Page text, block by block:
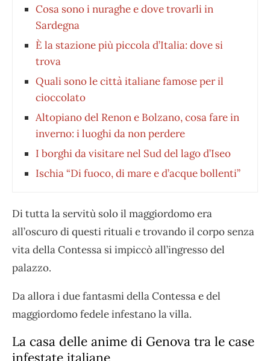
Cosa sono i nuraghe e dove trovarli in
Sardegna
È la stazione più piccola d’Italia: dove si
trova
Quali sono le città italiane famose per il
cioccolato
Altopiano del Renon e Bolzano, cosa fare in
inverno: i luoghi da non perdere
I borghi da visitare nel Sud del lago d’Iseo
Ischia “Di fuoco, di mare e d’acque bollenti”
Di tutta la servitù solo il maggiordomo era
all’oscuro di questi rituali e trovando il corpo senza
vita della Contessa si impiccò all’ingresso del
palazzo.
Da allora i due fantasmi della Contessa e del
maggiordomo fedele infestano la villa.
La casa delle anime di Genova tra le case
infestate italiane